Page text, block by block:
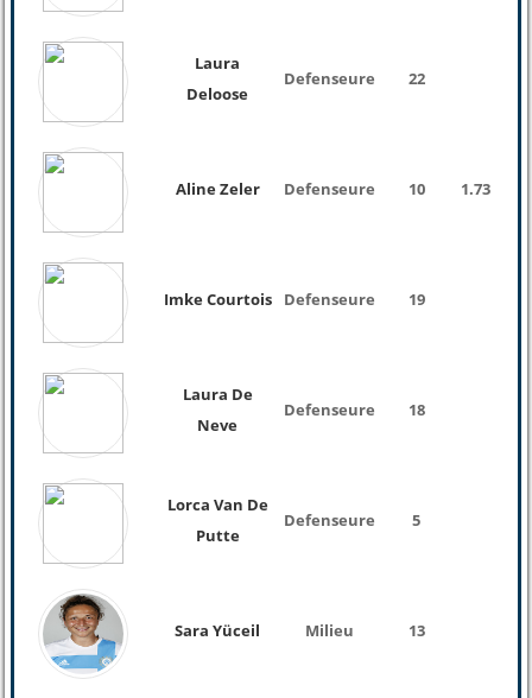
Laura
Deloose
Defenseure 22
Aline Zeler Defenseure 10 1.73
Imke Courtois Defenseure 19
Laura De
Neve
Defenseure 18
Lorca Van De
Putte
Defenseure 5
Sara Yüceil Milieu 13